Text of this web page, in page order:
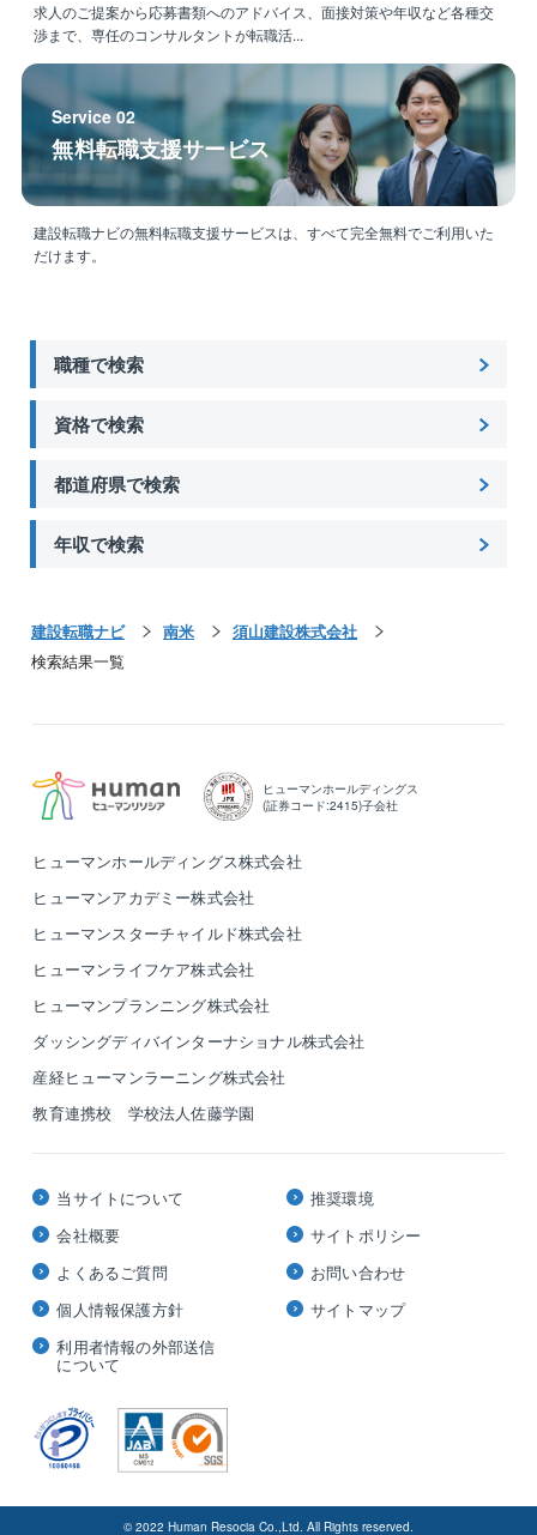
求人のご提案から応募書類へのアドバイス、面接対策や年収など各種交
渉まで、専任のコンサルタントが転職活...
Service 02
無料転職支援サービス
建設転職ナビの無料転職支援サービスは、すべて完全無料でご利用いた
だけます。
職種で検索
資格で検索
都道府県で検索
年収で検索
建設転職ナビ 南米
須山建設株式会社
検索結果一覧
ヒューマンホールディングス
(証券コード:2415)子会社
ヒューマンホールディングス株式会社
ヒューマンアカデミー株式会社
ヒューマンスターチャイルド株式会社
ヒューマンライフケア株式会社
ヒューマンプランニング株式会社
ダッシングディバインターナショナル株式会社
産経ヒューマンラーニング株式会社
教育連携校 学校法人佐藤学園
当サイトについて
会社概要
よくあるご質問
個人情報保護方針
利用者情報の外部送信
について
推奨環境
サイトポリシー
お問い合わせ
サイトマップ
© 2022 Human Resocia Co.,Ltd. All Rights reserved.